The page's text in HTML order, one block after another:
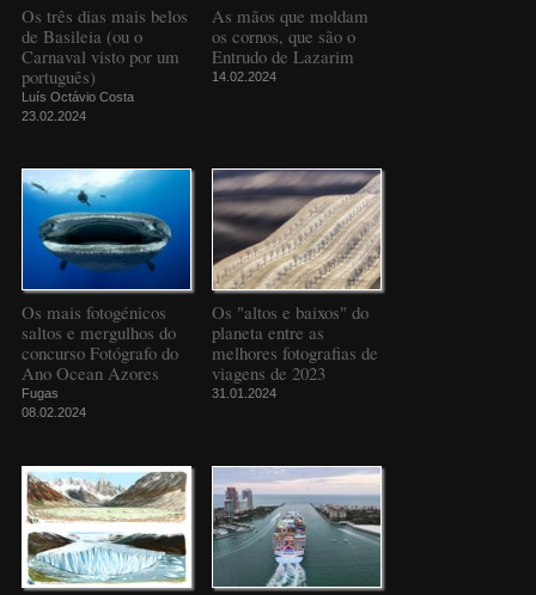
Os três dias mais belos
de Basileia (ou o
Carnaval visto por um
português)
Luís Octávio Costa
23.02.2024
As mãos que moldam
os cornos, que são o
Entrudo de Lazarim
14.02.2024
Os mais fotogénicos
saltos e mergulhos do
concurso Fotógrafo do
Ano Ocean Azores
Fugas
08.02.2024
Os "altos e baixos" do
planeta entre as
melhores fotografias de
viagens de 2023
31.01.2024